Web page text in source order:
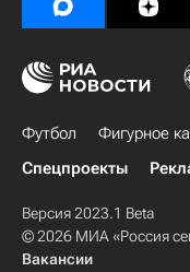
Футбол Фигурное
Спецпроекты
Версия 2023.1 Beta
© 2026 МИА «Россия
Вакансии